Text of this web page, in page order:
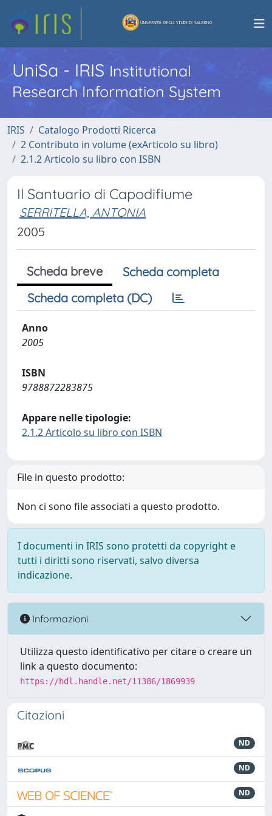
UniSa - IRISInstitutional
Research Information System
IRIS
Catalogo Prodotti Ricerca
2 Contributo in volume (exArticolo su libro)
2.1.2 Articolo su libro con ISBN
Il Santuario di Capodifiume
SERRITELLA, ANTONIA
2005
Scheda breve
Scheda completa
Scheda completa (DC)
Anno
2005
ISBN
9788872283875
Appare nelle tipologie:
2.1.2 Articolo su libro con ISBN
File in questo prodotto:
Non ci sono file associati a questo prodotto.
I documenti in IRIS sono protetti da copyright e
tutti i diritti sono riservati, salvo diversa
indicazione.
Informazioni
Utilizza questo identificativo per citare o creare un
link a questo documento:
https://hdl.handle.net/11386/1869939
Citazioni
ND
ND
ND